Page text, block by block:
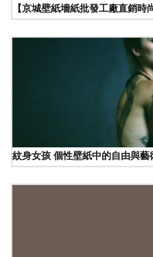
【京城壁紙墻紙批發工廠直銷
紋身女孩 個性壁紙中的自由與藝